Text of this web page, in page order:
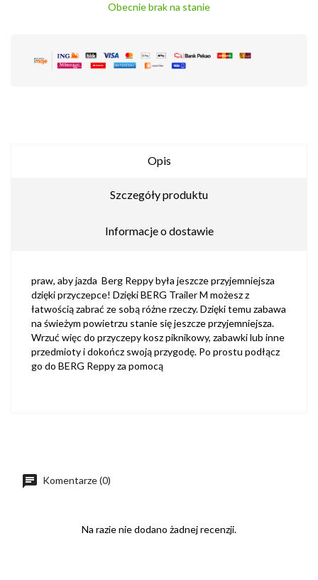
Obecnie brak na stanie
Opis
Szczegóły produktu
Informacje o dostawie
praw, aby jazda Berg Reppy była jeszcze przyjemniejsza
dzięki przyczepce! Dzięki BERG Trailer M możesz z
łatwością zabrać ze sobą różne rzeczy. Dzięki temu zabawa
na świeżym powietrzu stanie się jeszcze przyjemniejsza.
Wrzuć więc do przyczepy kosz piknikowy, zabawki lub inne
przedmioty i dokończ swoją przygodę. Po prostu podłącz
go do BERG Reppy za pomocą
Komentarze (0)
Na razie nie dodano żadnej recenzji.